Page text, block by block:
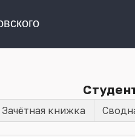
Зачётная книжка